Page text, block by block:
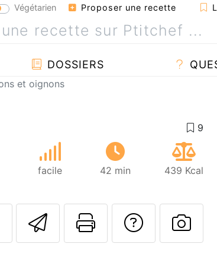
Végétarien Proposer une recette
DOSSIERS
et oignons
facile 42 min 439 Kcal
Envoyer cette
ImprimerPoser